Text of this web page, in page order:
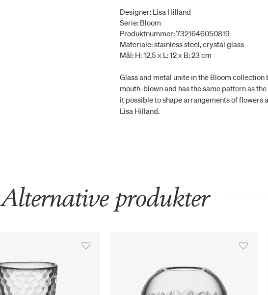
Designer: Lisa Hilland
Serie: Bloom
Produktnummer: 7321646050819
Materiale: stainless steel, crystal glass
Mål: H: 12,5 x L: 12 x B: 23 cm
Glass and metal unite in the Bloom
mouth-blown and has the same pattern as
it possible to shape arrangements of flowers
Lisa Hilland.
Alternative produkter